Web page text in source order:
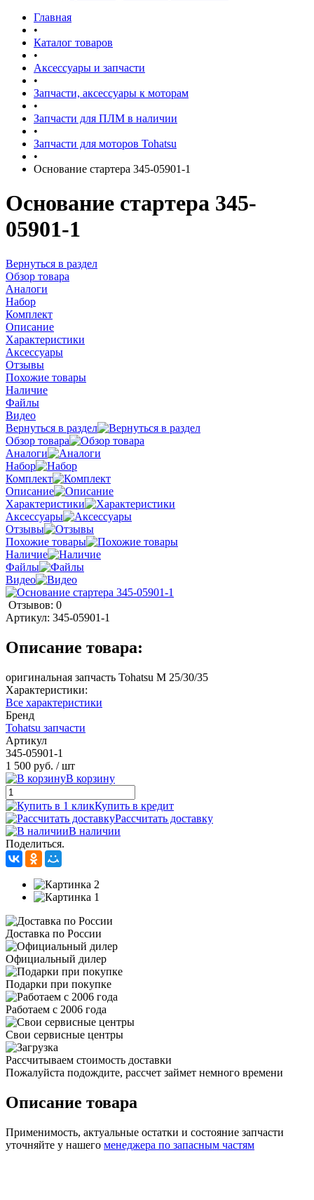
Главная
•
Каталог товаров
•
Аксессуары и запчасти
•
Запчасти, аксессуары к моторам
•
Запчасти для ПЛМ в наличии
•
Запчасти для моторов Tohatsu
•
Основание стартера 345-05901-1
Основание стартера 345-
05901-1
Вернуться в раздел
Обзор товара
Аналоги
Набор
Комплект
Описание
Характеристики
Аксессуары
Отзывы
Похожие товары
Наличие
Файлы
Видео
Вернуться в раздел
Обзор товара
Аналоги
Набор
Комплект
Описание
Характеристики
Аксессуары
Отзывы
Похожие товары
Наличие
Файлы
Видео
Отзывов: 0
Артикул: 345-05901-1
Описание товара:
оригинальная запчасть Tohatsu M 25/30/35
Характеристики:
Все характеристики
Бренд
Tohatsu запчасти
Артикул
345-05901-1
1 500 руб. / шт
В корзину
Купить в кредит
Рассчитать доставку
В наличии
Поделиться.
Доставка по России
Официальный дилер
Подарки при покупке
Работаем с 2006 года
Свои сервисные центры
Рассчитываем стоимость доставки
Пожалуйста подождите, рассчет займет немного времени
Описание товара
Применимость, актуальные остатки и состояние запчасти
уточняйте у нашего менеджера по запасным частям